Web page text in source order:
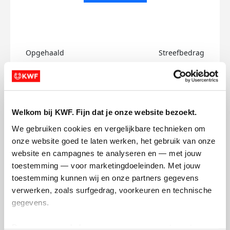
Welkom bij KWF. Fijn dat je onze website bezoekt.
We gebruiken cookies en vergelijkbare technieken om
onze website goed te laten werken, het gebruik van onze
website en campagnes te analyseren en — met jouw
toestemming — voor marketingdoeleinden. Met jouw
toestemming kunnen wij en onze partners gegevens
verwerken, zoals surfgedrag, voorkeuren en technische
gegevens.
Opgehaald Streefbedrag
Ankur's badges